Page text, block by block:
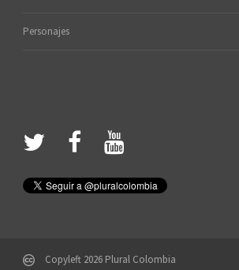
Personajes
Copyleft 2026 Plural Colombia